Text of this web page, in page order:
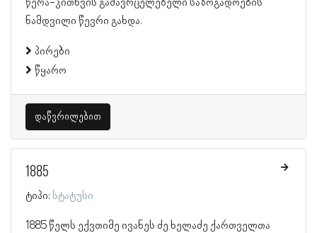
წერა-კითხვის გამავრცელებელი საზოგადოების
ნამდვილი წევრი გახდა.
პირები
წყარო
დაწვრილებით
1885
ტიპი: სტატუსი
1885 წელს ექვთიმე ივანეს ძე ხელაძე ქართველთა